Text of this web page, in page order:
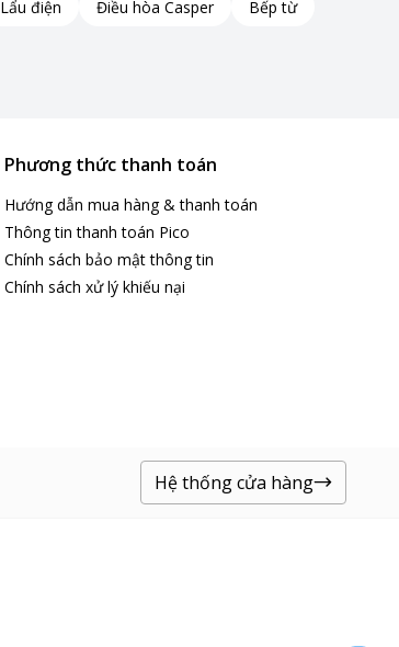
Lẩu điện Điều hòa Casper
Bếp từ
Phương thức thanh toán
Hướng dẫn mua hàng & thanh toán
Thông tin thanh toán Pico
Chính sách bảo mật thông tin
Chính sách xử lý khiếu nại
Hệ thống cửa hàng